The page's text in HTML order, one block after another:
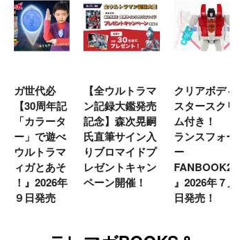
ティガ世代必
見！【30周年記
念】「カラータ
イマー」で遊べ
る『ウルトラマ
ンティガとあそ
ぼう！』2026年
７月９日発売
【全ウルトラマ
ン記録大鑑発売
記念】森次晃嗣
氏直筆サイン入
りブロマイドプ
レゼントキャン
ペーン開催！
クリアボディの
スタースクリー
ム付き！ 『ト
ランスフォーマ
ー
FANBOOK2026
』2026年７月31
日発売！